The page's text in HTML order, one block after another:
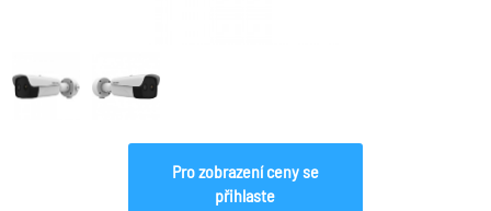
Pro zobrazení ceny se
přihlaste